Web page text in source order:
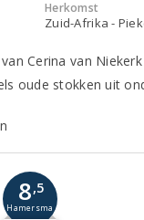
Herkomst
Zuid-Afrika -
Cerina van Niekerk
oude stokken uit
8,5
Hamersma